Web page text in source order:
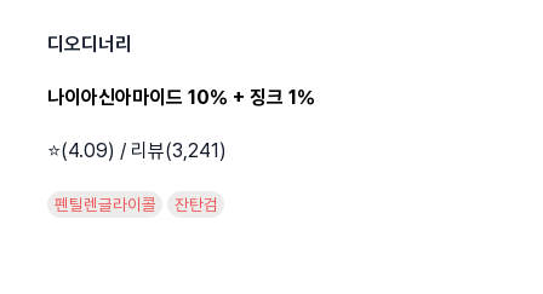
디오디너리
나이아신아마이드 10％ + 징크 1％
⭐️(4.09) / 리뷰(3,241)
펜틸렌글라이콜 잔탄검